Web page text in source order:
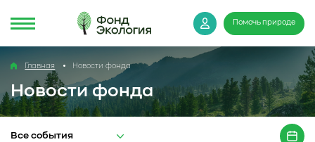
Помочь природе
Главная Новости фонда
Новости фонда
Все события